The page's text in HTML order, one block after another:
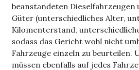
beanstandeten Dieselfahrzeugen
Güter (unterschiedliches Alter,
Kilomenterstand,
sodass das Gericht wohl nicht
Fahrzeuge einzeln zu beurteilen.
müssen ebenfalls auf jedes